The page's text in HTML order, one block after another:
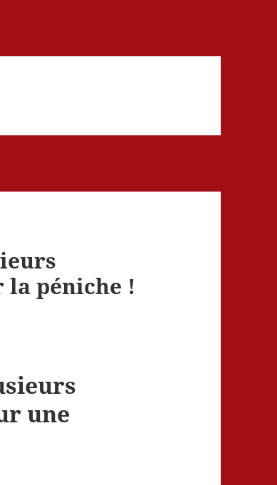
la péniche !
une